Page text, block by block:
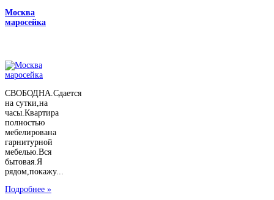
Москва
маросейка
СВОБОДНА.Сдается
на сутки,на
часы.Квартира
полностью
мебелирована
гарнитурной
мебелью.Вся
бытовая.Я
рядом,покажу...
Подробнее »